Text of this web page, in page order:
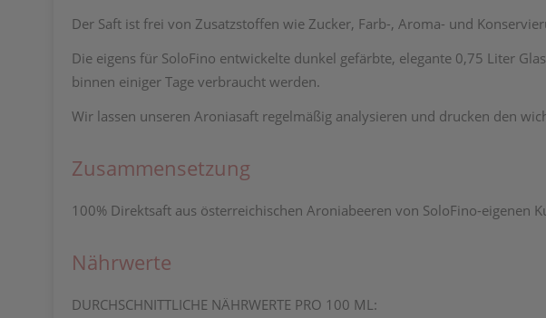
Der Saft ist frei von Zusatzstoffen wie Zucker, Farb-, Aroma- und
Die eigens für SoloFino entwickelte dunkel gefärbte, elegante 0,75 Liter
binnen einiger Tage verbraucht werden.
Wir lassen unseren Aroniasaft regelmäßig analysieren und drucken den
Zusammensetzung
100% Direktsaft aus österreichischen Aroniabeeren von SoloFino-eigenen
Nährwerte
DURCHSCHNITTLICHE NÄHRWERTE PRO 100 ML: